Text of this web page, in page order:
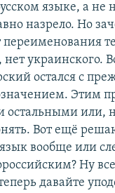
языке, а не
назрело. Но
переименования
нет украинского.
остался с
Этим
остальными или,
Вот ещё
вообще или
Ну
давайте